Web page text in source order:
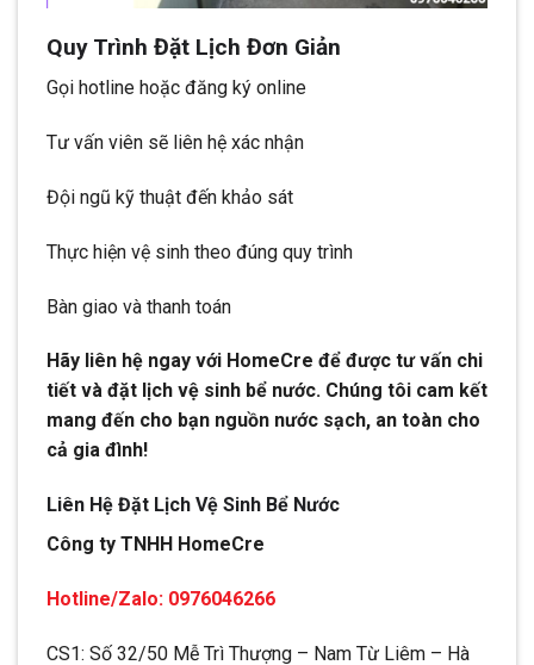
Quy Trình Đặt Lịch Đơn Giản
Gọi hotline hoặc đăng ký online
Tư vấn viên sẽ liên hệ xác nhận
Đội ngũ kỹ thuật đến khảo sát
Thực hiện vệ sinh theo đúng quy trình
Bàn giao và thanh toán
Hãy liên hệ ngay với HomeCre để được tư vấn chi
tiết và đặt lịch vệ sinh bể nước. Chúng tôi cam kết
mang đến cho bạn nguồn nước sạch, an toàn cho
cả gia đình!
Liên Hệ Đặt Lịch Vệ Sinh Bể Nước
Công ty TNHH HomeCre
Hotline/Zalo: 0976046266
CS1: Số 32/50 Mễ Trì Thượng – Nam Từ Liêm – Hà